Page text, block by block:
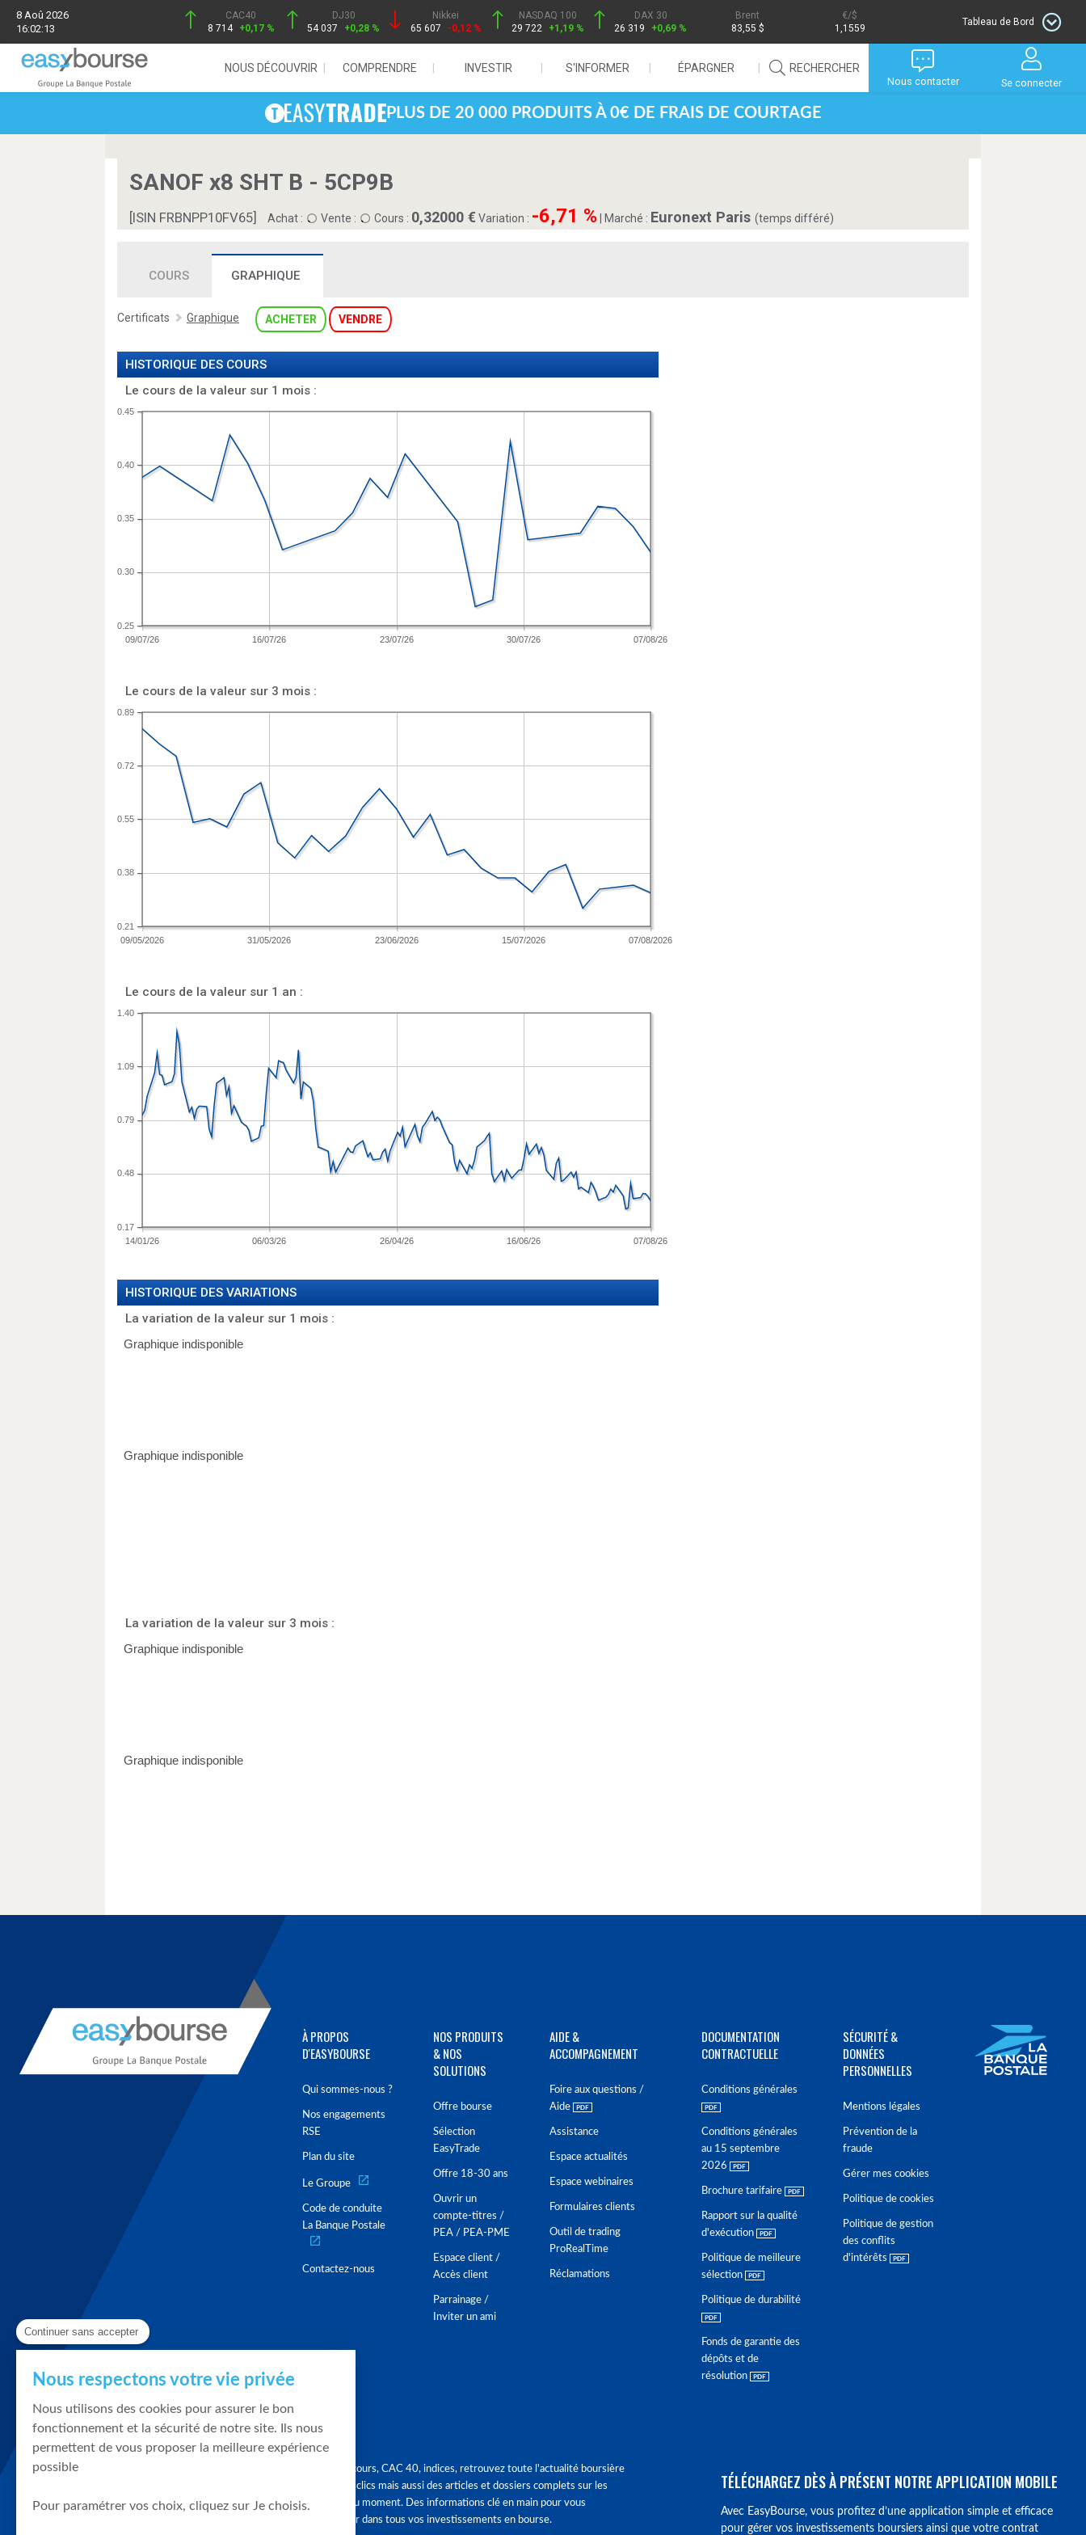
8 Aoû 2026
16:02:13
CAC40
8 714 +0,17 %
DJ30
54 037
+0,28 %
Nikkei
65 607
-0,12 %
NASDAQ 100
29 722
+1,19 %
DAX 30
26 319
+0,69 %
Brent
83,55 $
/$
1,1559
Tableau de Bord
NOUS DÉCOUVRIR COMPRENDRE INVESTIR S'INFORMER ÉPARGNER RECHERCHER
Nous contacter Se connecter
PLUS DE 20 000 PRODUITS À 0€ DE FRAIS DE COURTAGE
SANOF x8 SHT B - 5CP9B
[ISIN FRBNPP10FV65] Achat : Vente : Cours : 0,32000Variation : -6,71 % Marché : Euronext Paris (temps différé)
COURS GRAPHIQUE
Certificats Graphique ACHETER VENDRE
HISTORIQUE DES COURS
Le cours de la valeur sur 1 mois :
09/07/26 16/07/26 23/07/26 30/07/26 07/08/26
0.25
0.30
0.35
0.40
0.45
Le cours de la valeur sur 3 mois :
09/05/2026 31/05/2026 23/06/2026 15/07/2026 07/08/2026
0.21
0.38
0.55
0.72
0.89
Le cours de la valeur sur 1 an :
14/01/26 06/03/26 26/04/26 16/06/26 07/08/26
0.17
0.48
0.79
1.09
1.40
HISTORIQUE DES VARIATIONS
La variation de la valeur sur 1 mois :
La variation de la valeur sur 3 mois :
À PROPOS
D'EASYBOURSE
Qui sommes-nous ?
Nos engagements
RSE
Plan du site
Le Groupe
Code de conduite
La Banque Postale
Contactez-nous
NOS PRODUITS
& NOS
SOLUTIONS
Offre bourse
Sélection
EasyTrade
Offre 18-30 ans
Ouvrir un
compte-titres /
PEA / PEA-PME
Espace client /
Accès client
Parrainage /
Inviter un ami
AIDE &
ACCOMPAGNEMENT
Foire aux questions /
Aide
Assistance
Espace actualités
Espace webinaires
Formulaires clients
Outil de trading
ProRealTime
Réclamations
DOCUMENTATION
CONTRACTUELLE
Conditions générales
Conditions générales
au 15 septembre
2026
Brochure tarifaire
Rapport sur la qualité
d'exécution
Politique de meilleure
sélection
Politique de durabilité
Fonds de garantie des
dépôts et de
résolution
SÉCURITÉ &
DONNÉES
PERSONNELLES
Mentions légales
Prévention de la
fraude
Gérer mes cookies
Politique de cookies
Politique de gestion
des conflits
d'intérêts
Graphique, cours, CAC 40, indices, retrouvez toute l'actualité boursière
en quelques clics mais aussi des articles et dossiers complets sur les
tendances du moment. Des informations clé en main pour vous
accompagner dans tous vos investissements en bourse.
TÉLÉCHARGEZ DÈS À PRÉSENT NOTRE APPLICATION MOBILE
Avec EasyBourse, vous profitez d’une application simple et efficace
pour gérer vos investissements boursiers ainsi que votre contrat
Continuer sans accepter
Nous respectons votre vie privée
Nous utilisons des cookies pour assurer le bon
fonctionnement et la sécurité de notre site. Ils nous
permettent de vous proposer la meilleure expérience
possible
Pour paramétrer vos choix, cliquez sur Je choisis.